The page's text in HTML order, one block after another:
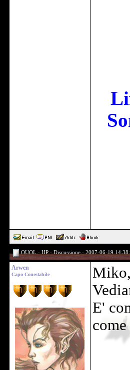
OUOL - HP - Discussione - 2007-06-19
Arwen
Capo Conestabile
E'